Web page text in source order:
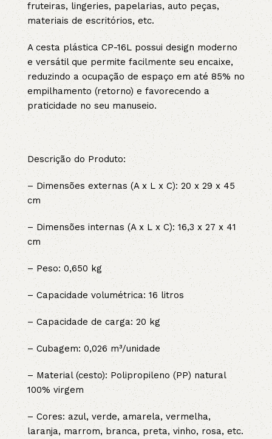
fruteiras, lingeries, papelarias, auto peças,
materiais de escritórios, etc.
A cesta plástica CP-16L possui design moderno
e versátil que permite facilmente seu encaixe,
reduzindo a ocupação de espaço em até 85% no
empilhamento (retorno) e favorecendo a
praticidade no seu manuseio.
Descrição do Produto:
– Dimensões externas (A x L x C): 20 x 29 x 45
cm
– Dimensões internas (A x L x C): 16,3 x 27 x 41
cm
– Peso: 0,650 kg
– Capacidade volumétrica: 16 litros
– Capacidade de carga: 20 kg
– Cubagem: 0,026 m³/unidade
– Material (cesto): Polipropileno (PP) natural
100% virgem
– Cores: azul, verde, amarela, vermelha,
laranja, marrom, branca, preta, vinho, rosa, etc.